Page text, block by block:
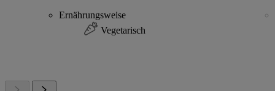
Ernährungsweise
Vegetarisch